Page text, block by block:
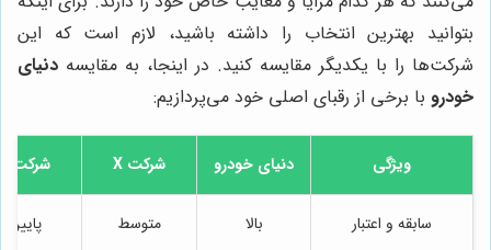
بتوانید بهترین انتخاب را داشته باشید، لازم است که این
شرکت‌ها را با یکدیگر مقایسه کنید. در اینجا، به مقایسه دنیای
خودرو با برخی از رقبای اصلی خود می‌پردازیم:
ویژگی دنیای خودرو شرکت X شرکت Y
سابقه و اعتبار بالا متوسط پایین